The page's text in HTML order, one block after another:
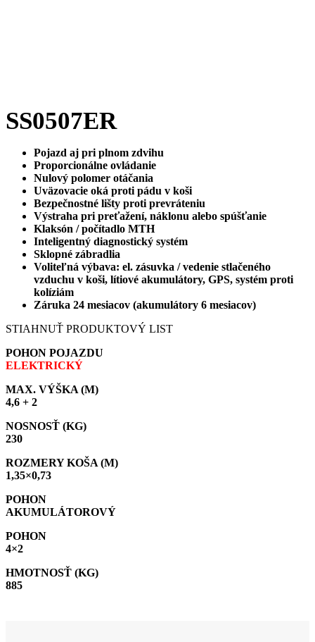
SS0507ER
Pojazd aj pri plnom zdvihu
Proporcionálne ovládanie
Nulový polomer otáčania
Uväzovacie oká proti pádu v koši
Bezpečnostné lišty proti prevráteniu
Výstraha pri preťažení, náklonu alebo spúšťanie
Klaksón / počítadlo MTH
Inteligentný diagnostický systém
Sklopné zábradlia
Voliteľná výbava: el. zásuvka / vedenie stlačeného
vzduchu v koši, lítiové akumulátory, GPS, systém proti
kolíziám
Záruka 24 mesiacov (akumulátory 6 mesiacov)
STIAHNUŤ PRODUKTOVÝ LIST
POHON POJAZDU
ELEKTRICKÝ
MAX. VÝŠKA (M)
4,6 + 2
NOSNOSŤ (KG)
230
ROZMERY KOŠA (M)
1,35×0,73
POHON
AKUMULÁTOROVÝ
POHON
4×2
HMOTNOSŤ (KG)
885